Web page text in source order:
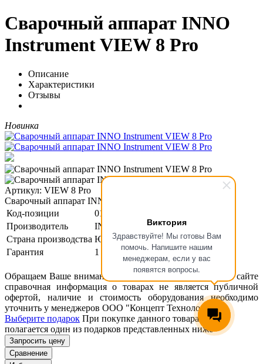
Виктория
Здравствуйте! Мы готовы Вам
помочь. Напишите нашим
менеджерам, если у вас
появятся вопросы.
Сварочный аппарат INNO
Instrument VIEW 8 Pro
Описание
Характеристики
Отзывы
Новинка
Артикул: VIEW 8 Pro
Сварочный аппарат INNO Instrument VIEW 8 Pro
Код-позиции
01-00129485
Производитель
INNO
Страна производства Южная Корея
Гарантия
1 год
Обращаем Ваше внимание, что размещенная на данном сайте
справочная информация о товарах не является публичной
офертой, наличие и стоимость оборудования необходимо
уточнить у менеджеров ООО "Концепт Технологии".
Выберите подарок При покупке данного товара вам
полагается один из подарков представленных ниже
Запросить цену
Сравнение